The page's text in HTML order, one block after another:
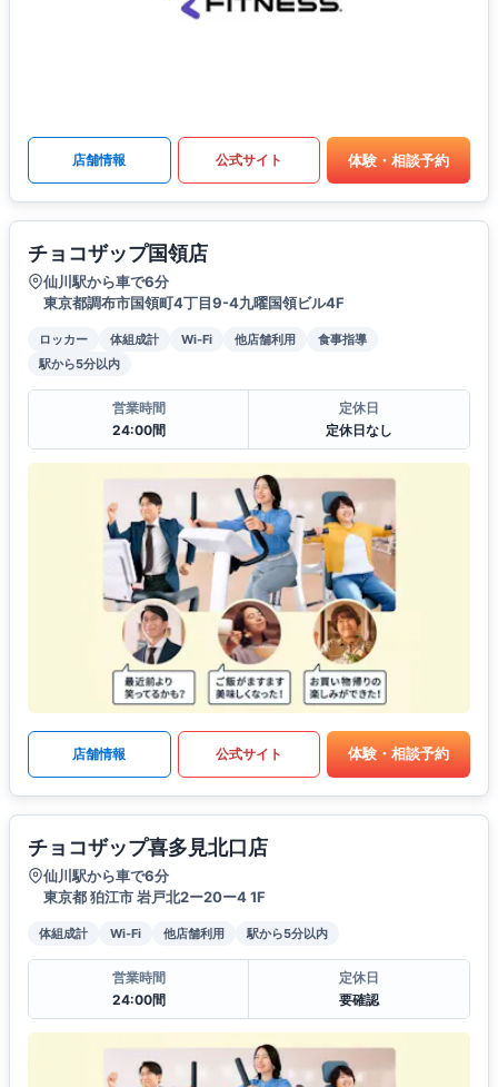
店舗情報 公式サイト 体験・相談予約
チョコザップ国領店
仙川駅から車で6分
東京都調布市国領町4丁目9-4九曜国領ビル4F
ロッカー 体組成計 Wi-Fi 他店舗利用
食事指導
駅から5分以内
営業時間
24:00間
定休日
定休日なし
店舗情報 公式サイト 体験・相談予約
チョコザップ喜多見北口店
仙川駅から車で6分
東京都 狛江市 岩戸北2ー20ー4 1F
体組成計 Wi-Fi 他店舗利用 駅から5分以内
営業時間
24:00間
定休日
要確認